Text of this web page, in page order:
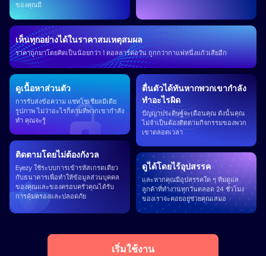
ของคุณมี
ติดตามโดยไม่ต้องกังวล
Eyezy ใช้ระบบการเข้ารหัสเกรดเดียว
กับธนาคารเพื่อทำให้ข้อมูลส่วนบุคคล
ของคุณและของครอบครัวคุณได้รับ
การคุ้มครองและปลอดภัย
ดูเนื้อหาส่วนตัว
การรับส่งข้อความ แชทโซเชียลมีเดีย
รูปภาพ ไม่ว่าอะไรก็ตามที่พวกเขากำลัง
ทำ คุณจะรู้
เห็นทุกอย่างได้ในราคาสมเหตุสมผล
ราคาถูกมาโดยคิดเป็นน้อยกว่า 1 ดอลลาร์ต่อวัน ถูกกว่ากาแฟหนึ่งแก้วเสียอีก
ตื่นตัวได้ทันหากพวกเขากำลัง
ทำอะไรผิด
ปัญญาประดิษฐ์จะเตือนคุณ ดังนั้นคุณ
ไม่จำเป็นต้องติดตามกิจกรรมของพวก
เขาตลอดเวลา
ดูได้โดยไร้อุปสรรค
และหากคุณมีอุปสรรคใด ๆ ทีมดูแล
ลูกค้าที่ทำงานทุกวันตลอด 24 ชั่วโมง
ของเราจะคอยอยู่ช่วยคุณเสมอ
เริ่มใช้งาน